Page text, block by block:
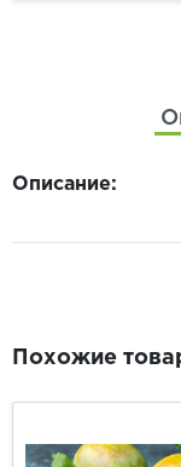
Описание:
Похожие